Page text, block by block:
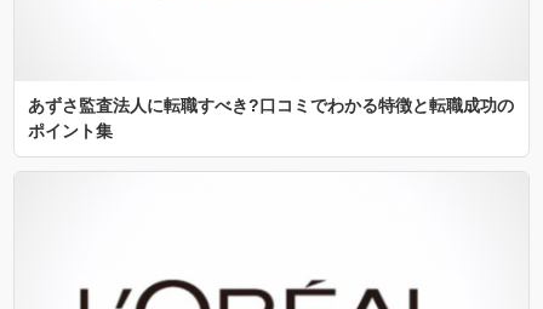
あずさ監査法人に転職すべき?口コミでわかる特徴と転職成功の
ポイント集